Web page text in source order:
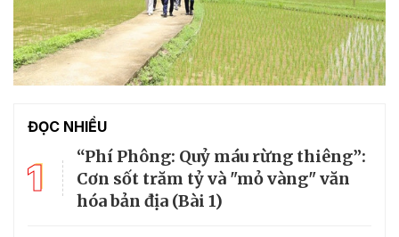
ĐỌC NHIỀU
1
“Phí Phông: Quỷ máu rừng thiêng”:
Cơn sốt trăm tỷ và "mỏ vàng" văn
hóa bản địa (Bài 1)